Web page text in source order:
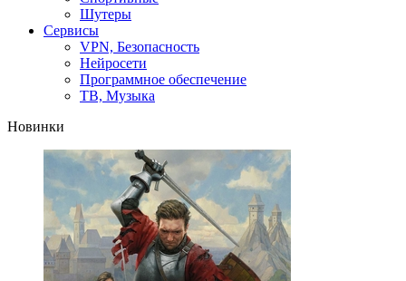
Шутеры
Сервисы
VPN, Безопасность
Нейросети
Программное обеспечение
ТВ, Музыка
Новинки